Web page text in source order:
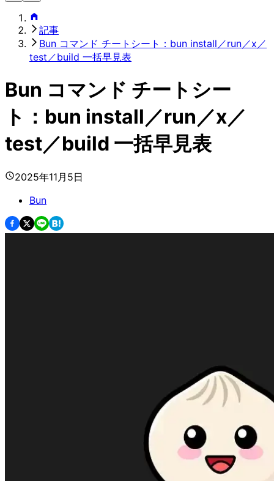
記事
Bun コマンド チートシート：bun install／run／x／
test／build 一括早見表
Bun コマンド チートシー
ト：bun install／run／x／
test／build 一括早見表
2025年11月5日
Bun